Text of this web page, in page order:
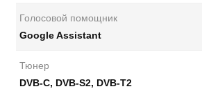
Голосовой помощник
Google Assistant
Тюнер
DVB-C, DVB-S2, DVB-T2